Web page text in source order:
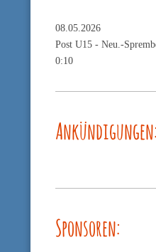
08.05.2026
Post U15 - Neu.-
0:10
Ankündigungen:
Sponsoren: